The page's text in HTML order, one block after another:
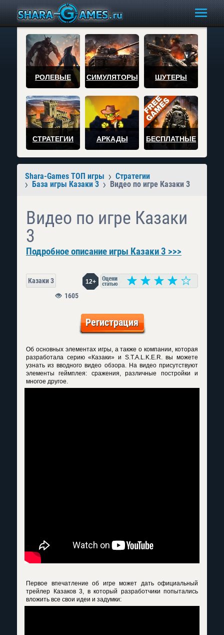
РОЛЕВЫЕ СИМУЛЯТОРЫ ШУТЕРЫ
СТРАТЕГИИ АРКАДЫ БЕСПЛАТНЫЕ
Shara-Games ТОП игры
Стратегии
База игры Казаки 3
Видео по игре Казаки 3
Видео по игре Казаки
3
Подробное описание игры Казаки 3 >>>
Казаки 3 12+
1605
Регистрация
Об основных элементах игры, а также о компании, которая
разработала серию «Казаки» и S.T.A.L.K.E.R. вы можете
узнать из вводного видео обзора. На видео присутствуют
элементы геймплея: сражения, различные постройки и
многое другое.
Первое впечатление об игре может дать официальный
трейлер Казаков 3, в который разработчики попытались
вложить все свои идеи и задумки: